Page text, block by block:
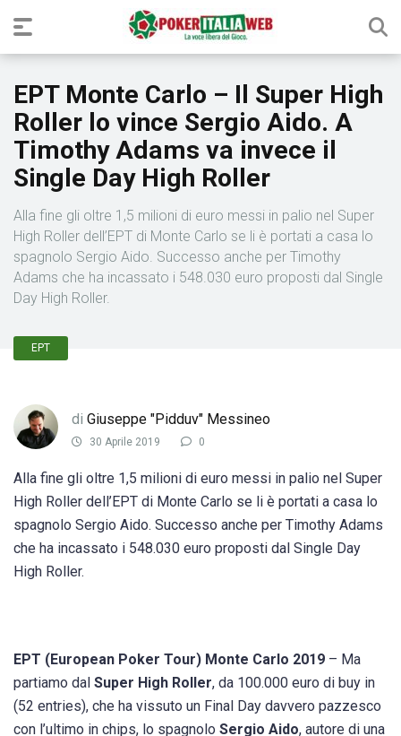
EPT Monte Carlo – Il Super High
Roller lo vince Sergio Aido. A
Timothy Adams va invece il
Single Day High Roller
Alla fine gli oltre 1,5 milioni di euro messi in palio nel Super
High Roller dell’EPT di Monte Carlo se li è portati a casa lo
spagnolo Sergio Aido. Successo anche per Timothy
Adams che ha incassato i 548.030 euro proposti dal Single
Day High Roller.
EPT
di Giuseppe "Pidduv" Messineo
30 Aprile 2019 0
Alla fine gli oltre 1,5 milioni di euro messi in palio nel Super
High Roller dell’EPT di Monte Carlo se li è portati a casa lo
spagnolo Sergio Aido. Successo anche per Timothy Adams
che ha incassato i 548.030 euro proposti dal Single Day
High Roller.
EPT (European Poker Tour) Monte Carlo 2019 – Ma
partiamo dal Super High Roller, da 100.000 euro di buy in
(52 entries), che ha vissuto un Final Day davvero pazzesco
con l’ultimo in chips, lo spagnolo Sergio Aido, autore di una